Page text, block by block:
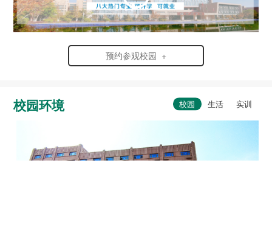
预约参观校园 +
校园环境